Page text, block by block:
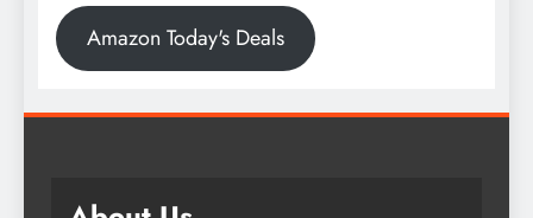
Amazon Today's Deals